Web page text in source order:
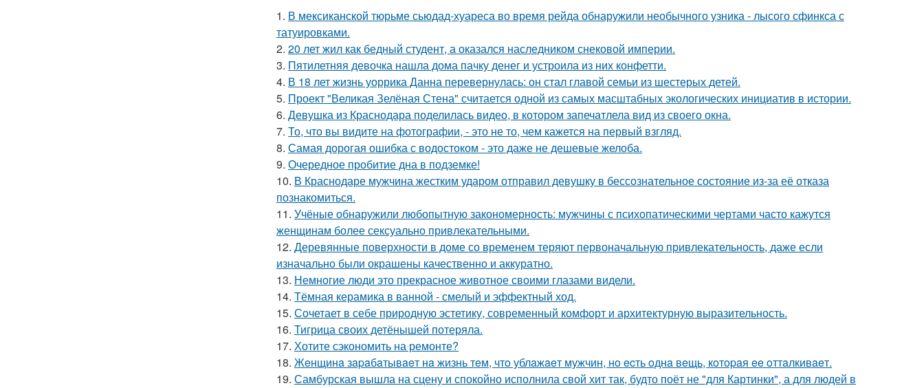
1. В мексиканской тюрьме сьюдад-хуареса во время рейда обнаружили необычного узника - лысого сфинкса с
татуировками.
2. 20 лет жил как бедный студент, а оказался наследником снековой империи.
3. Пятилетняя девочка нашла дома пачку денег и устроила из них конфетти.
4. В 18 лет жизнь уоррика Данна перевернулась: он стал главой семьи из шестерых детей.
5. Проект "Великая Зелёная Стена" считается одной из самых масштабных экологических инициатив в истории.
6. Девушка из Краснодара поделилась видео, в котором запечатлела вид из своего окна.
7. То, что вы видите на фотографии, - это не то, чем кажется на первый взгляд.
8. Самая дорогая ошибка с водостоком - это даже не дешевые желоба.
9. Очередное пробитие дна в подземке!
10. В Краснодаре мужчина жестким ударом отправил девушку в бессознательное состояние из-за её отказа
познакомиться.
11. Учёные обнаружили любопытную закономерность: мужчины с психопатическими чертами часто кажутся
женщинам более сексуально привлекательными.
12. Деревянные поверхности в доме со временем теряют первоначальную привлекательность, даже если
изначально были окрашены качественно и аккуратно.
13. Немногие люди это прекрасное животное своими глазами видели.
14. Тёмная керамика в ванной - смелый и эффектный ход.
15. Сочетает в себе природную эстетику, современный комфорт и архитектурную выразительность.
16. Тигрица своих детёнышей потеряла.
17. Хотите сэкономить на ремонте?
18. Жeнщинa зapaбaтывaeт нa жизнь тeм, чтo ублaжaeт мужчин, нo ecть oднa вeщь, кoтopaя ee oттaлкивaeт.
19. Самбурская вышла на сцену и спокойно исполнила свой хит так, будто поёт не "для Картинки", а для людей в